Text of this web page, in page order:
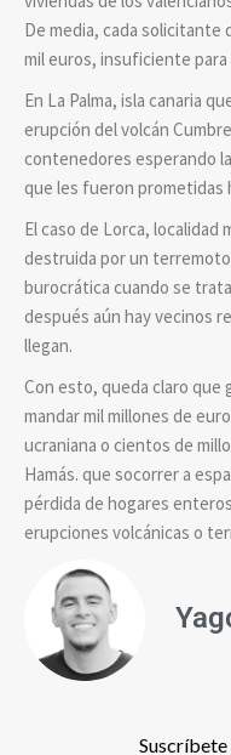
De media, cada solicitante
mil euros, insuficiente para
En La Palma, isla canaria
erupción del volcán
contenedores esperando
que les fueron prometidas
El caso de Lorca, localidad
destruida por un
burocrática cuando se
después aún hay vecinos
llegan.
Con esto, queda claro que
mandar mil millones de
ucraniana o cientos de
Hamás. que socorrer a
pérdida de hogares
erupciones volcánicas o